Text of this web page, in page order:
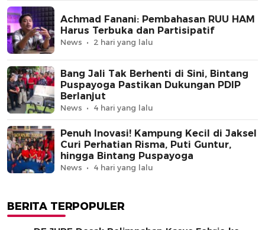
Achmad Fanani: Pembahasan RUU HAM
Harus Terbuka dan Partisipatif
News 2 hari yang lalu
Bang Jali Tak Berhenti di Sini, Bintang
Puspayoga Pastikan Dukungan PDIP
Berlanjut
News 4 hari yang lalu
Penuh Inovasi! Kampung Kecil di Jaksel
Curi Perhatian Risma, Puti Guntur,
hingga Bintang Puspayoga
News 4 hari yang lalu
BERITA TERPOPULER